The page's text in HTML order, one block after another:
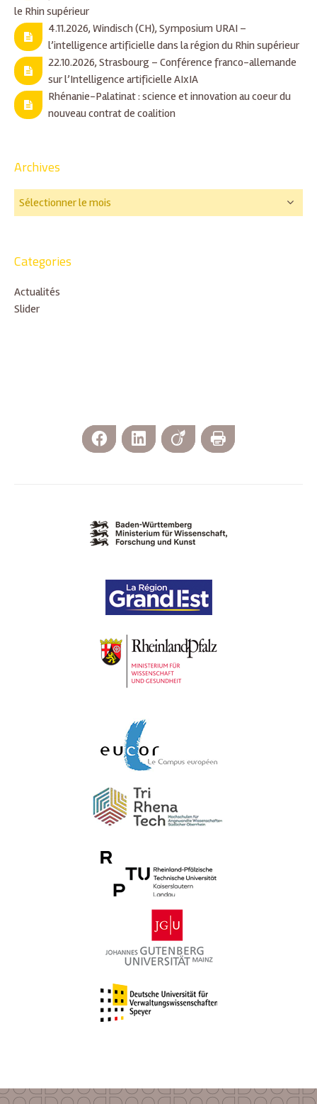
le Rhin supérieur
4.11.2026, Windisch (CH), Symposium URAI –
l’intelligence artificielle dans la région du Rhin supérieur
22.10.2026, Strasbourg – Conférence franco-allemande
sur l’Intelligence artificielle AIxIA
Rhénanie-Palatinat : science et innovation au coeur du
nouveau contrat de coalition
Archives
Categories
Actualités
Slider
Facebook LinkedIn Viadeo